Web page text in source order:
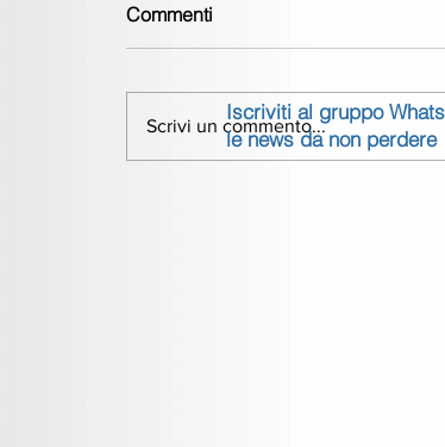
Commenti
Scrivi un commento...
Iscriviti al gruppo
le news da non perdere